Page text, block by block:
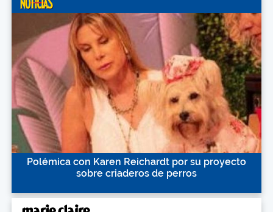
Polémica con Karen Reichardt por su proyecto
sobre criaderos de perros